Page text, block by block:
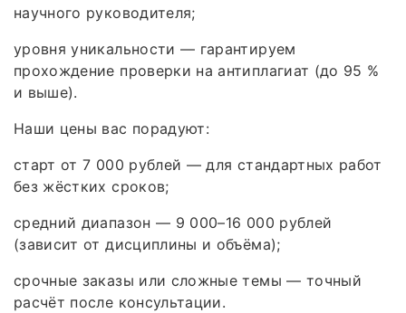
научного руководителя;
уровня уникальности — гарантируем
прохождение проверки на антиплагиат (до 95 %
и выше).
Наши цены вас порадуют:
старт от 7 000 рублей — для стандартных работ
без жёстких сроков;
средний диапазон — 9 000–16 000 рублей
(зависит от дисциплины и объёма);
срочные заказы или сложные темы — точный
расчёт после консультации.